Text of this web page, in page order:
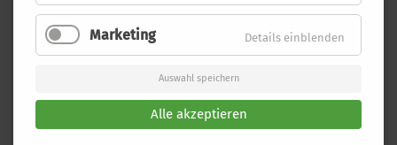
ALTBIER-SAFARIE IN DÜSSELDORF
Marketing Details einblenden
Auswahl speichern
Alle akzeptieren